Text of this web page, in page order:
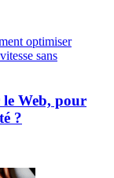
le Web, pour
?